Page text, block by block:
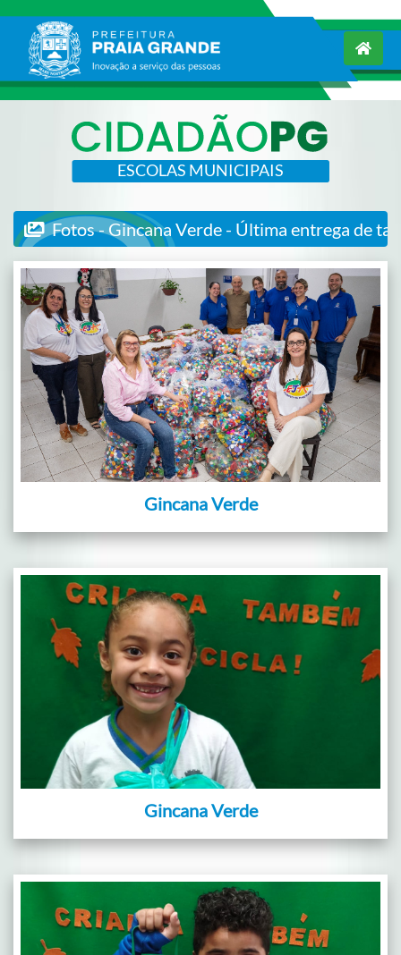
ESCOLAS MUNICIPAIS
Fotos - Gincana Verde - Última entrega de
Gincana Verde
Gincana Verde